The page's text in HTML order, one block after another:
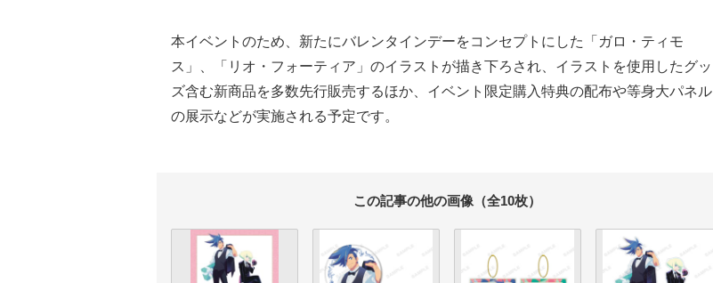
本イベントのため、新たにバレンタインデーをコンセプトにした「ガロ・ティモ
ス」、「リオ・フォーティア」のイラストが描き下ろされ、イラストを使用したグッ
ズ含む新商品を多数先行販売するほか、イベント限定購入特典の配布や等身大パネル
の展示などが実施される予定です。
この記事の他の画像（全10枚）